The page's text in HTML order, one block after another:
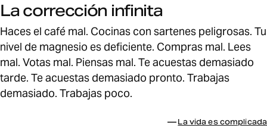
La corrección infinita
Haces el café mal. Cocinas con sartenes peligrosas. Tu
nivel de magnesio es deficiente. Compras mal. Lees
mal. Votas mal. Piensas mal. Te acuestas demasiado
tarde. Te acuestas demasiado pronto. Trabajas
demasiado. Trabajas poco.
Relacionado:
—La vida es complicada